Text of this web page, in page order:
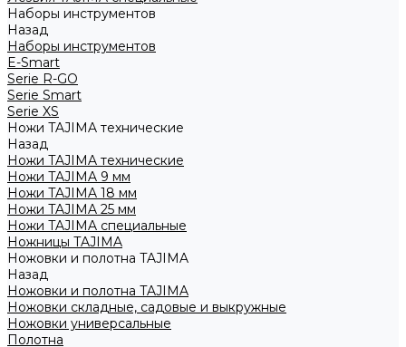
Наборы инструментов
Назад
Наборы инструментов
E-Smart
Serie R-GO
Serie Smart
Serie XS
Ножи TAJIMA технические
Назад
Ножи TAJIMA технические
Ножи TAJIMA 9 мм
Ножи TAJIMA 18 мм
Ножи TAJIMA 25 мм
Ножи TAJIMA специальные
Ножницы TAJIMA
Ножовки и полотна TAJIMA
Назад
Ножовки и полотна TAJIMA
Ножовки складные, садовые и выкружные
Ножовки универсальные
Полотна